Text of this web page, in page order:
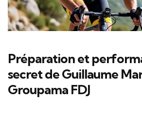
Préparation et
secret de Guillaume
Groupama FDJ